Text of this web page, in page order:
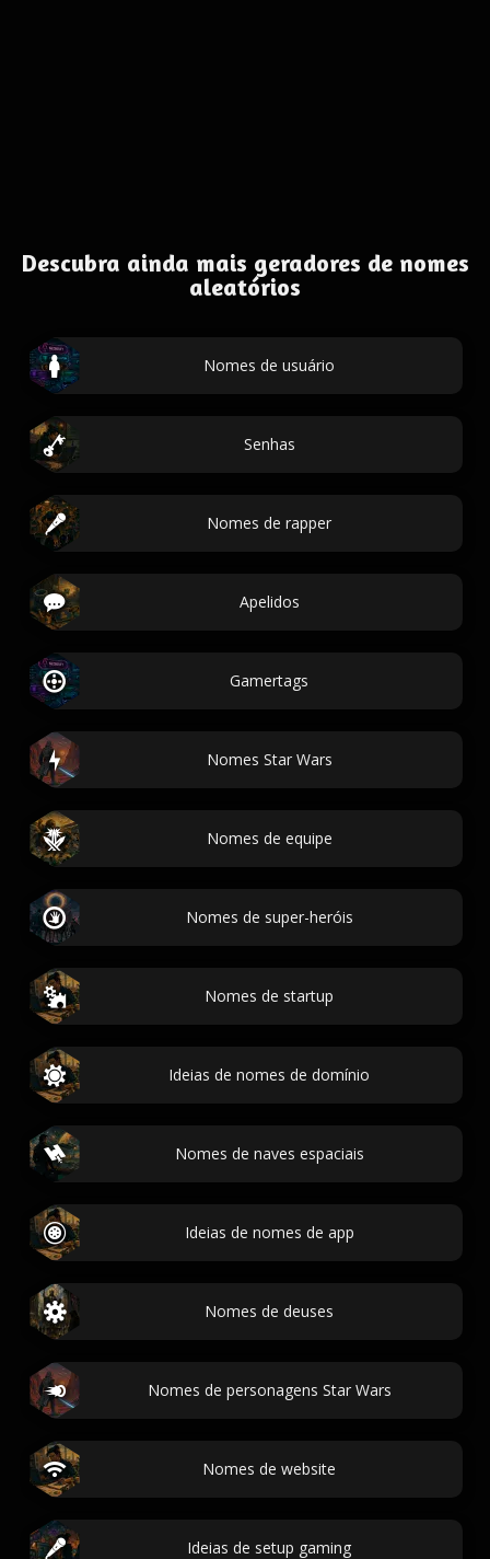
Descubra ainda mais geradores de nomes
aleatórios
Nomes de usuário
Senhas
Nomes de rapper
Apelidos
Gamertags
Nomes Star Wars
Nomes de equipe
Nomes de super-heróis
Nomes de startup
Ideias de nomes de domínio
Nomes de naves espaciais
Ideias de nomes de app
Nomes de deuses
Nomes de personagens Star Wars
Nomes de website
Ideias de setup gaming